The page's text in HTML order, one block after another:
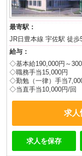
最寄駅：
JR日豊本線 宇佐駅 徒歩
給与：
◇基本給190,000円～
◇職務手当15,000円
◇勤勉（一律）手当
◇当直手当10,000円/回
求人
求人を保存